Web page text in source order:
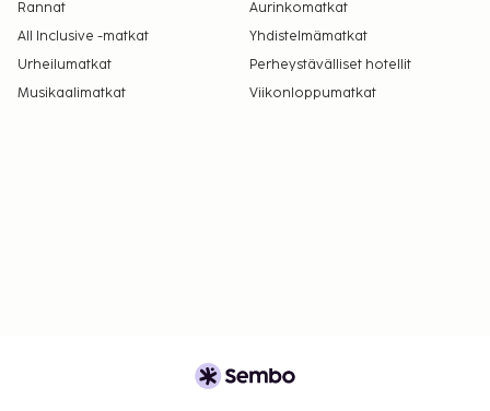
Rannat
Aurinkomatkat
All Inclusive -matkat
Yhdistelmämatkat
Urheilumatkat
Perheystävälliset hotellit
Musikaalimatkat
Viikonloppumatkat